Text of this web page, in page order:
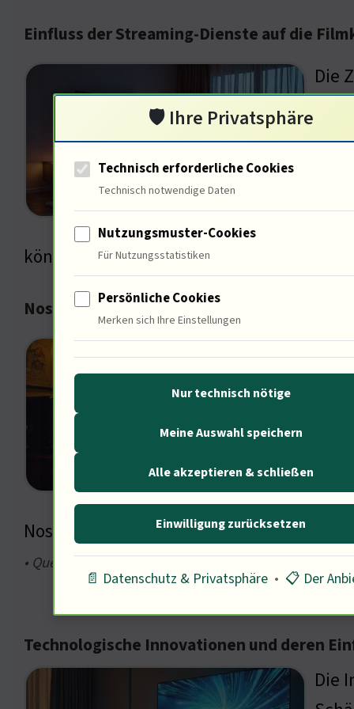
Einfluss der Streaming-Dienste auf die
Die
können wir sicherstellen, dass die
Nostalgie in der Filmindustrie: Eine
Die
Nostalgie in der heutigen Filmproduktion?
• Quelle: Variety, Nostalgie im, S. 20
Technologische Innovationen und deren
Die
🛡️ Ihre Privatsphäre
Technisch erforderliche Cookies
Technisch notwendige Daten
Nutzungsmuster-Cookies
Für Nutzungsstatistiken
Persönliche Cookies
Merken sich Ihre Einstellungen
Nur technisch nötige
Meine Auswahl speichern
Alle akzeptieren & schließen
Einwilligung zurücksetzen
📄 Datenschutz & Privatsphäre • 📋 Der